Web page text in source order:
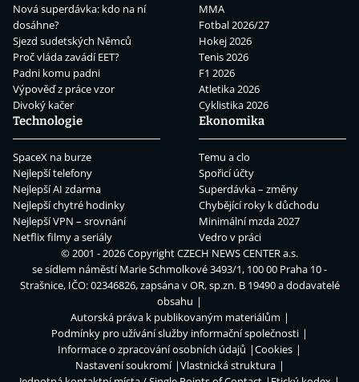
Nová superdávka: kdo na ní
dosáhne?
Sjezd sudetských Němců
Proč vláda zavádí EET?
Padni komu padni
Výpověď z práce vzor
Divoký kačer
MMA
Fotbal 2026/27
Hokej 2026
Tenis 2026
F1 2026
Atletika 2026
Cyklistika 2026
Technologie
SpaceX na burze
Nejlepší telefony
Nejlepší AI zdarma
Nejlepší chytré hodinky
Nejlepší VPN – srovnání
Netflix filmy a seriály
Ekonomika
Temu a clo
Spořicí účty
Superdávka – změny
Chybějící roky k důchodu
Minimální mzda 2027
Vedro v práci
© 2001 - 2026 CopyrightCZECH NEWS CENTER a.s.
se sídlem náměstí Marie Schmolkové 3493/1, 100 00 Praha 10 -
Strašnice, IČO: 02346826, zapsána v OR, sp.zn. B 19490 a dodavatelé
obsahu
Autorská práva k publikovaným materiálům
Podmínky pro užívání služby informační společnosti
Informace o zpracování osobních údajů
Cookies
Nastavení soukromí
Vlastnická struktura